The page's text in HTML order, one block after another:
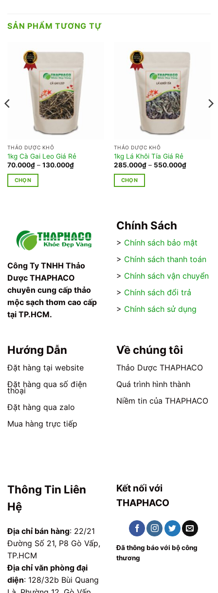
SẢN PHẨM TƯƠNG TỰ
THẢO DƯỢC KHÔ
1kg Cà Gai Leo Giá Rẻ
70.000₫ – 130.000₫Khoảng
giá:
CHỌN
nhiều
biến
Các
tùy
chọn
có
thể
được
trang
sản
phẩm
THẢO DƯỢC KHÔ
1kg Lá Khôi Tía Giá Rẻ
285.000₫ – 550.000₫Khoảng
giá:
CHỌN
có
nhiều
biến
Các
tùy
có
được
trang
sản
phẩm
Công Ty TNHH Thảo
Dược THAPHACO
chuyên cung cấp thảo
mộc sạch thơm cao cấp
tại TP.HCM.
Chính Sách
> Chính sách bảo mật
> Chính sách thanh toán
> Chính sách vận chuyển
> Chính sách đổi trả
> Chính sách sử dụng
Hướng Dẫn
Đặt hàng tại website
Đặt hàng qua số điện
thoại
Đặt hàng qua zalo
Mua hàng trực tiếp
Về chúng tôi
Thảo Dược THAPHACO
Quá trình hình thành
Niềm tin của THAPHACO
Thông Tin Liên
Hệ
Địa chỉ bán hàng: 22/21
Đường Số 21, P8 Gò Vấp,
TP.HCM
Địa chỉ văn phòng đại
diện: 128/32b Bùi Quang
Kết nối với
THAPHACO
Đã thông báo với bộ công
thương